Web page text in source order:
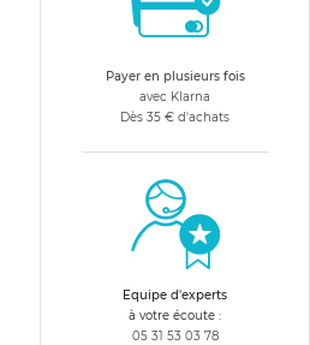
Payer en plusieurs fois
avec Klarna
Dès 35 € d'achats
Equipe d'experts
à votre écoute :
05 31 53 03 78